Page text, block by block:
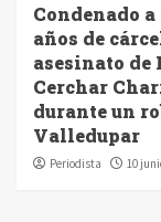
Condenado a
años de
asesinato de
Cerchar
durante un
Valledupar
Periodista 10